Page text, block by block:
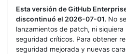
Esta versión de GitHub
discontinuó el 2026-07-01. No
lanzamientos de patch, ni
seguridad críticos. Para obtener
seguridad mejorada y nuevas